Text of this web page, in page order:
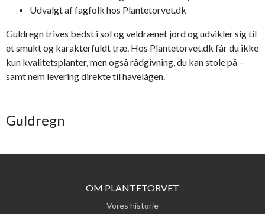
Udvalgt af fagfolk hos Plantetorvet.dk
Guldregn trives bedst i sol og veldrænet jord og udvikler sig til
et smukt og karakterfuldt træ. Hos Plantetorvet.dk får du ikke
kun kvalitetsplanter, men også rådgivning, du kan stole på –
samt nem levering direkte til havelågen.
Guldregn
OM PLANTETORVET
Vores historie